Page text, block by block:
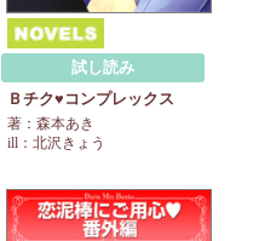
試し読み
Ｂチク♥コンプレックス
著：森本あき
ill：北沢きょう